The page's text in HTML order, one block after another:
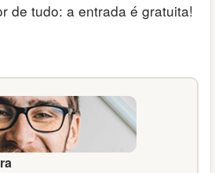
de tudo: a entrada é gratuita!